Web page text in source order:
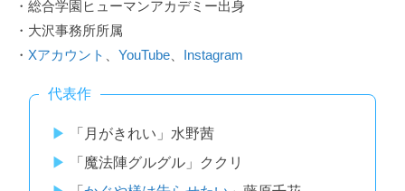
・総合学園ヒューマンアカデミー出身
・大沢事務所所属
・ Xアカウント 、YouTube Instagram
代表作
「月がきれい」水野茜
「魔法陣グルグル」ククリ